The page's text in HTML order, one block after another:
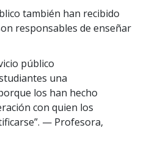
también han recibido
responsables de enseñar
público
una
los han hecho
con quien los
— Profesora,